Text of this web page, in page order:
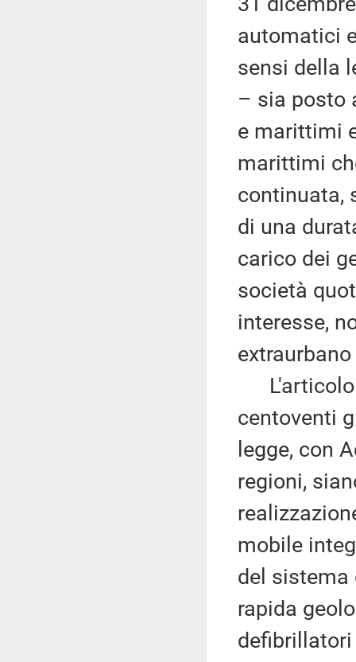
automatici
sensi della
– sia posto
e marittimi
marittimi
continuata,
di una
carico dei
società
interesse,
L'articolo
centoventi
legge, con
regioni,
mobile
del sistema
rapida